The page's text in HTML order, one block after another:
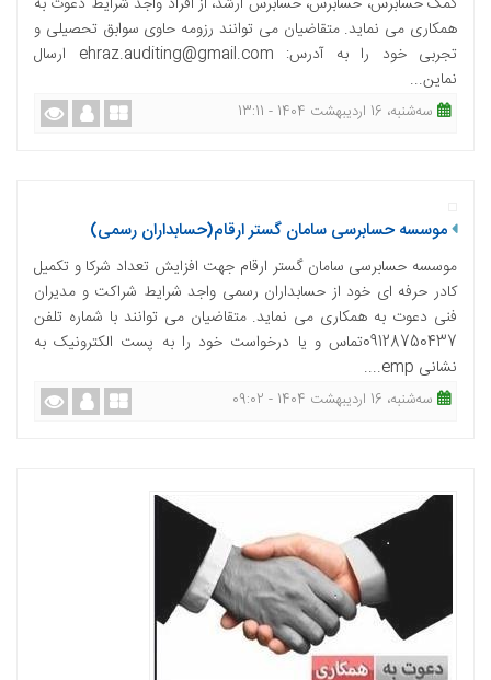
همکاری می نماید. متقاضیان می توانند رزومه حاوی سوابق تحصیلی و
تجربی خود را به آدرس: ehraz.auditing@gmail.com ارسال
نماین...
ﺳﻪشنبه، 16 اردیبهشت 1404 - 13:11
موسسه حسابرسی سامان گستر ارقام(حسابداران رسمی)
موسسه حسابرسی سامان گستر ارقام جهت افزایش تعداد شرکا و تکمیل
کادر حرفه ای خود از حسابداران رسمی واجد شرایط شراکت و مدیران
فنی دعوت به همکاری می نماید. متقاضیان می توانند با شماره تلفن
09128750437تماس و یا درخواست خود را به پست الکترونیک به
نشانی emp....
ﺳﻪشنبه، 16 اردیبهشت 1404 - 09:02